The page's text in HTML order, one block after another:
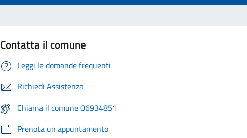
Contatta il comune
Leggi le domande frequenti
Richiedi Assistenza
Chiama il comune 06934851
Prenota un appuntamento